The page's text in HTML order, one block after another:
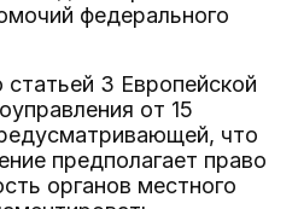
федерального
статьей 3 Европейской
от 15
что
предполагает право
органов местного